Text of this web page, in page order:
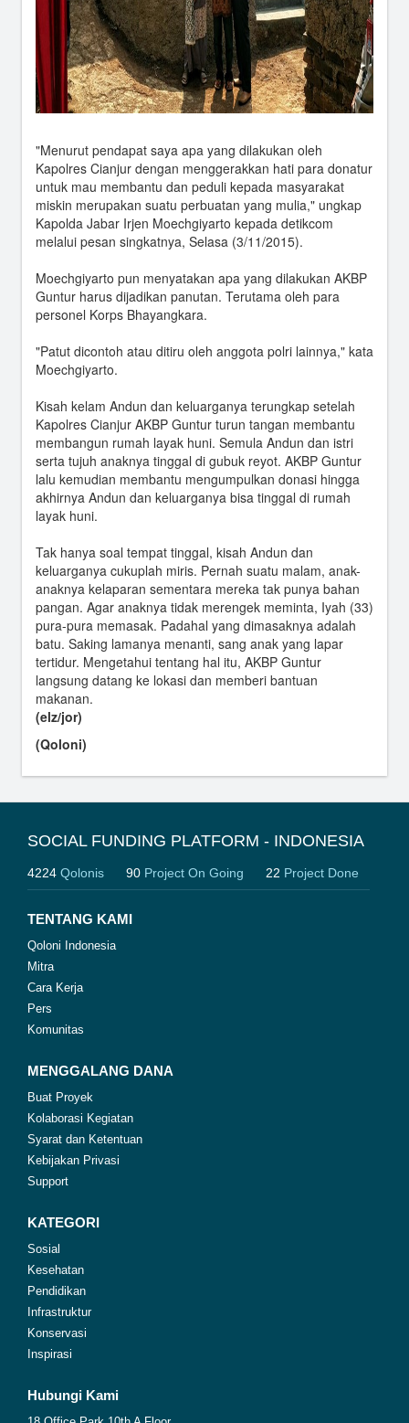
"Menurut pendapat saya apa yang dilakukan oleh
Kapolres Cianjur dengan menggerakkan hati para donatur
untuk mau membantu dan peduli kepada masyarakat
miskin merupakan suatu perbuatan yang mulia," ungkap
Kapolda Jabar Irjen Moechgiyarto kepada detikcom
melalui pesan singkatnya, Selasa (3/11/2015).
Moechgiyarto pun menyatakan apa yang dilakukan AKBP
Guntur harus dijadikan panutan. Terutama oleh para
personel Korps Bhayangkara.
"Patut dicontoh atau ditiru oleh anggota polri lainnya," kata
Moechgiyarto.
Kisah kelam Andun dan keluarganya terungkap setelah
Kapolres Cianjur AKBP Guntur turun tangan membantu
membangun rumah layak huni. Semula Andun dan istri
serta tujuh anaknya tinggal di gubuk reyot. AKBP Guntur
lalu kemudian membantu mengumpulkan donasi hingga
akhirnya Andun dan keluarganya bisa tinggal di rumah
layak huni.
Tak hanya soal tempat tinggal, kisah Andun dan
keluarganya cukuplah miris. Pernah suatu malam, anak-
anaknya kelaparan sementara mereka tak punya bahan
pangan. Agar anaknya tidak merengek meminta, Iyah (33)
pura-pura memasak. Padahal yang dimasaknya adalah
batu. Saking lamanya menanti, sang anak yang lapar
tertidur. Mengetahui tentang hal itu, AKBP Guntur
langsung datang ke lokasi dan memberi bantuan
makanan.
(elz/jor)
(Qoloni)
SOCIAL FUNDING PLATFORM - INDONESIA
4224 Qolonis 90 Project On Going 22 Project Done
TENTANG KAMI
Qoloni Indonesia
Mitra
Cara Kerja
Pers
Komunitas
MENGGALANG DANA
Buat Proyek
Kolaborasi Kegiatan
Syarat dan Ketentuan
Kebijakan Privasi
Support
KATEGORI
Sosial
Kesehatan
Pendidikan
Infrastruktur
Konservasi
Inspirasi
Hubungi Kami